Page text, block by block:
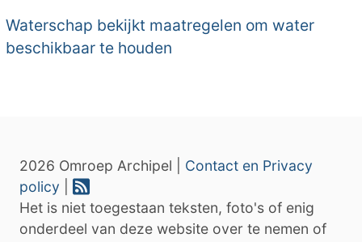
Waterschap bekijkt maatregelen om water
beschikbaar te houden
2026 Omroep Archipel | Contact en Privacy
policy
Het is niet toegestaan teksten, foto's of enig
onderdeel van deze website over te nemen of